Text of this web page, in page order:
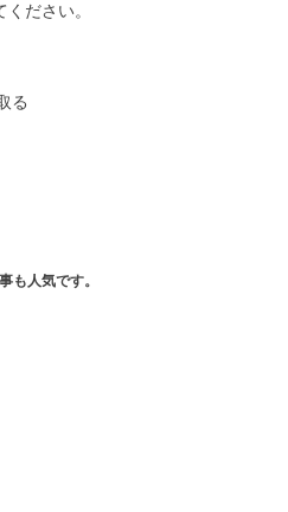
ださい。
る
も人気です。